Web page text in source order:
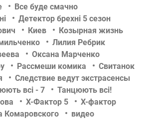
Все буде смачно
Детектор брехні 5 сезон
Киев
Козырная жизнь
Лилия Ребрик
Оксана Марченко
Рассмеши комика
Свитанок
Следствие ведут экстрасенсы
всі - 7
Танцюють всі!
Х-Фактор 5
Х-фактор
Комаровского
видео